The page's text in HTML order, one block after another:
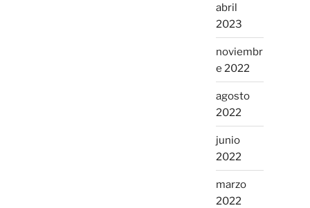
abril
2023
noviembr
e 2022
agosto
2022
junio
2022
marzo
2022